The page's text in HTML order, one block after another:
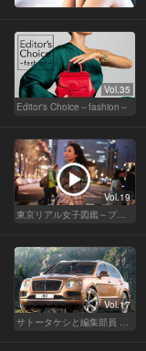
Vol.35
Editor's Choice～fashion～
Vol.19
東京リアル女子図鑑～プロローグ編～
Vol.17
サトータケシと編集部員 船山の"CAR GENTSへの道"